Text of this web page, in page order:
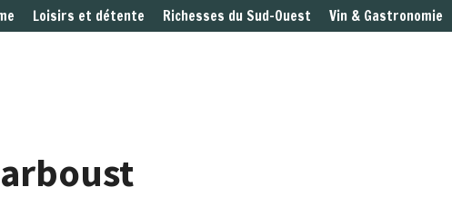
Loisirs et détente Richesses du Sud-Ouest Vin & Gastronomie